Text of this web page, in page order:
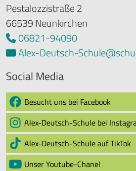
Pestalozzistraße 2
66539 Neunkirchen
06821-94090
Alex-Deutsch-
Social Media
Besucht uns bei Facebook
Alex-Deutsch-Schule bei
Alex-Deutsch-Schule auf TikTok
Unser Youtube-Chanel